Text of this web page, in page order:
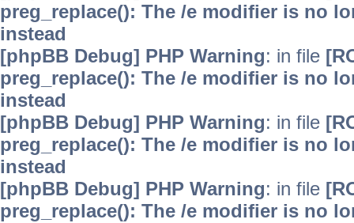
preg_replace(): The /e modifier is no
instead
[phpBB Debug] PHP Warning: in file
preg_replace(): The /e modifier is no
instead
[phpBB Debug] PHP Warning: in file
preg_replace(): The /e modifier is no
instead
[phpBB Debug] PHP Warning: in file
preg_replace(): The /e modifier is no